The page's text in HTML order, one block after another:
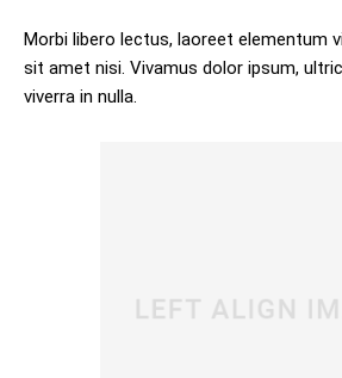
Morbi libero lectus, laoreet elementum
sit amet nisi. Vivamus dolor ipsum,
viverra in nulla.